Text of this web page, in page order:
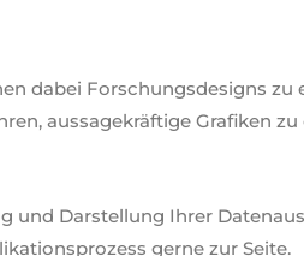
dabei Forschungsdesigns zu
aussagekräftige Grafiken
und Darstellung Ihrer
gerne zur Seite.